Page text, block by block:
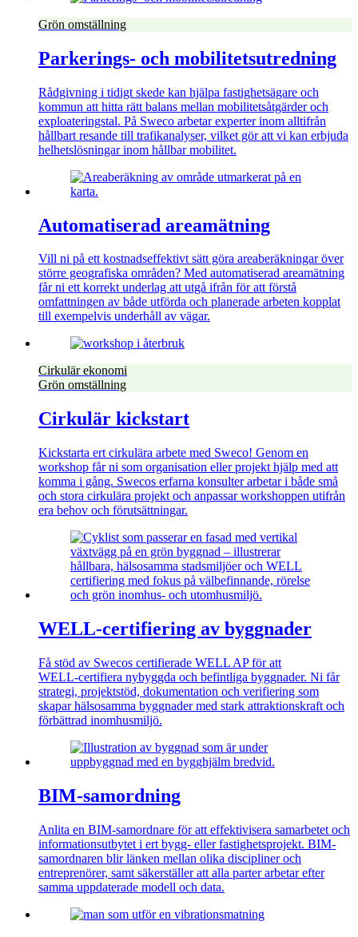
Grön omställning
Parkerings- och mobilitetsutredning
Rådgivning i tidigt skede kan hjälpa fastighetsägare och
kommun att hitta rätt balans mellan mobilitetsåtgärder och
exploateringstal. På Sweco arbetar experter inom alltifrån
hållbart resande till trafikanalyser, vilket gör att vi kan erbjuda
helhetslösningar inom hållbar mobilitet.
Automatiserad areamätning
Vill ni på ett kostnadseffektivt sätt göra areaberäkningar över
större geografiska områden? Med automatiserad areamätning
får ni ett korrekt underlag att utgå ifrån för att förstå
omfattningen av både utförda och planerade arbeten kopplat
till exempelvis underhåll av vägar.
Cirkulär ekonomi
Grön omställning
Cirkulär kickstart
Kickstarta ert cirkulära arbete med Sweco! Genom en
workshop får ni som organisation eller projekt hjälp med att
komma i gång. Swecos erfarna konsulter arbetar i både små
och stora cirkulära projekt och anpassar workshoppen utifrån
era behov och förutsättningar.
WELL‑certifiering av byggnader
Få stöd av Swecos certifierade WELL AP för att
WELL‑certifiera nybyggda och befintliga byggnader. Ni får
strategi, projektstöd, dokumentation och verifiering som
skapar hälsosamma byggnader med stark attraktionskraft och
förbättrad inomhusmiljö.
BIM-samordning
Anlita en BIM-samordnare för att effektivisera samarbetet och
informationsutbytet i ert bygg- eller fastighetsprojekt. BIM-
samordnaren blir länken mellan olika discipliner och
entreprenörer, samt säkerställer att alla parter arbetar efter
samma uppdaterade modell och data.